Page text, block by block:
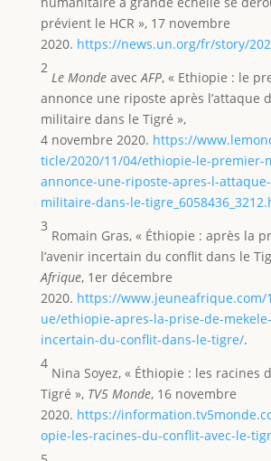
prévient le HCR », 17 novembre
2020. https://news.un.org/fr/story/
2
Le Monde avec AFP, « Ethiopie : le
annonce une riposte après l’attaque
militaire dans le Tigré »,
4 novembre 2020. https://
ticle/2020/11/04/ethiopie-le-premier-
annonce-une-riposte-apres-l-
militaire-dans-le-
3
Romain Gras, « Éthiopie : après la
l’avenir incertain du conflit dans le
Afrique, 1er décembre
2020. https://www.jeuneafrique.com/
ue/ethiopie-apres-la-prise-de-
incertain-du-conflit-dans-le-tigre/.
4
Nina Soyez, « Éthiopie : les racines
Tigré », TV5 Monde, 16 novembre
2020. https://
opie-les-racines-du-conflit-avec-le-